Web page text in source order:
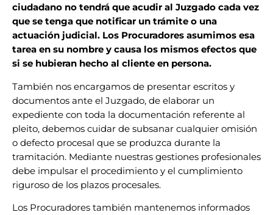
ciudadano no tendrá que acudir al Juzgado cada vez
que se tenga que notificar un trámite o una
actuación judicial. Los Procuradores asumimos esa
tarea en su nombre y causa los mismos efectos que
si se hubieran hecho al cliente en persona.
También nos encargamos de presentar escritos y
documentos ante el Juzgado, de elaborar un
expediente con toda la documentación referente al
pleito, debemos cuidar de subsanar cualquier omisión
o defecto procesal que se produzca durante la
tramitación. Mediante nuestras gestiones profesionales
debe impulsar el procedimiento y el cumplimiento
riguroso de los plazos procesales.
Los Procuradores también mantenemos informados